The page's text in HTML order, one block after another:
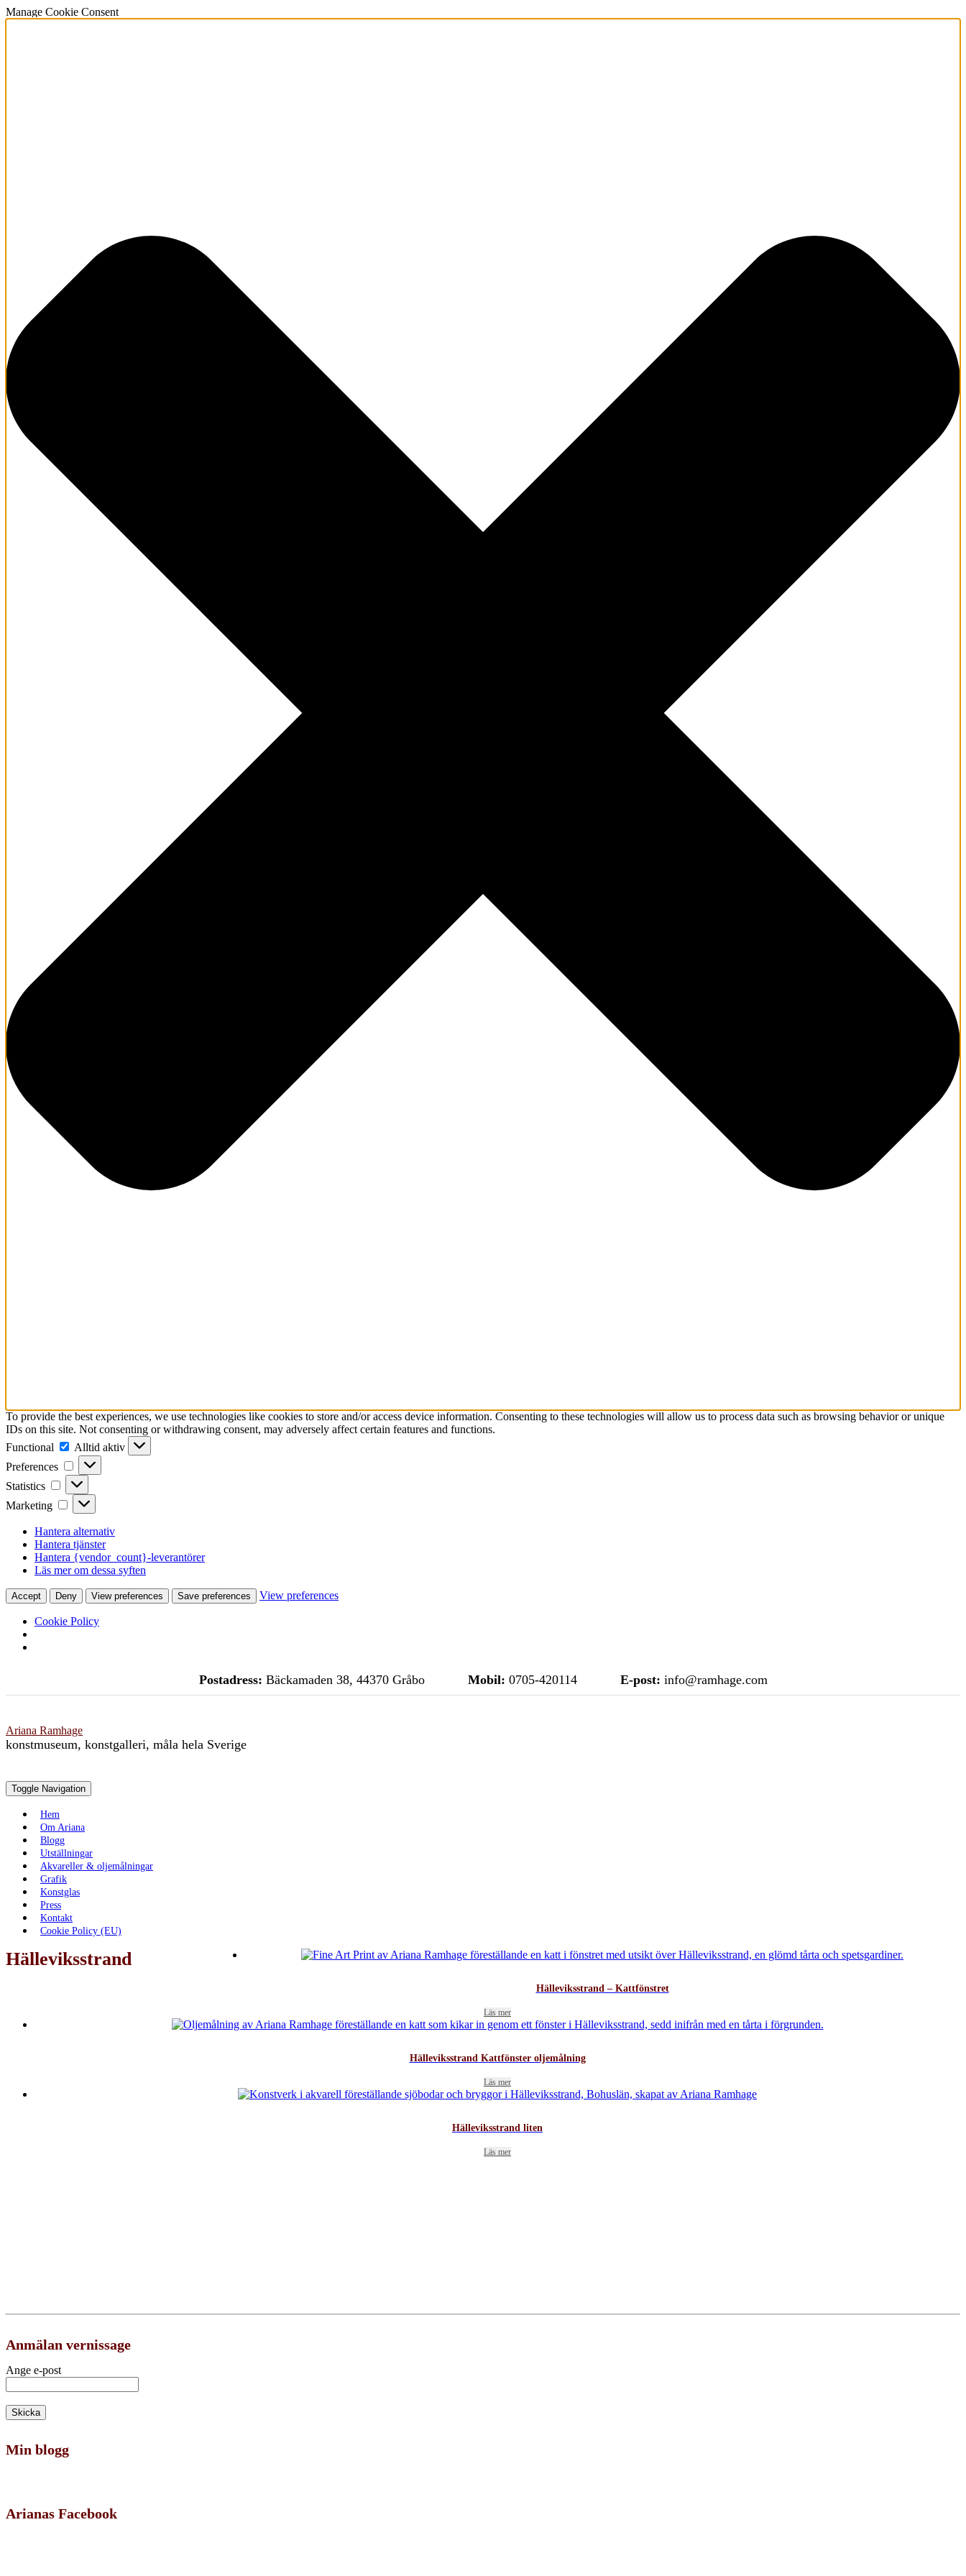
Manage Cookie Consent
To provide the best experiences, we use technologies like cookies to store and/or access device information. Consenting to these technologies will allow us to process data such as browsing behavior or unique
IDs on this site. Not consenting or withdrawing consent, may adversely affect certain features and functions.
Functional
Functional
Alltid aktiv
Preferences
Preferences
Statistics Statistics
Marketing Marketing
Hantera alternativ
Hantera tjänster
Hantera {vendor_count}-leverantörer
Läs mer om dessa syften
Accept Deny View preferences Save preferences View preferences
Cookie Policy
content
Postadress: Bäckamaden 38, 44370 Gråbo Mobil: 0705-420114 E-post: info@ramhage.com
Ariana Ramhage
konstmuseum, konstgalleri, måla hela Sverige
Toggle Navigation
Hem
Om Ariana
Blogg
Utställningar
Akvareller & oljemålningar
Grafik
Konstglas
Press
Kontakt
Cookie Policy (EU)
Hälleviksstrand
Hälleviksstrand – Kattfönstret
Läs mer
Hälleviksstrand Kattfönster oljemålning
Läs mer
Hälleviksstrand liten
Läs mer
Anmälan vernissage
Ange e-post
Min blogg
Arianas Facebook